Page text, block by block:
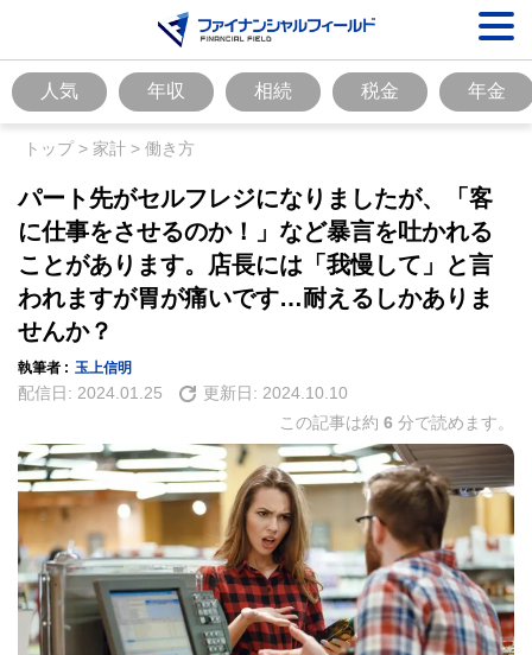
人気 年収 相続 税金 年金
トップ> 家計 > 働き方
パート先がセルフレジになりましたが、「客
に仕事をさせるのか！」など暴言を吐かれる
ことがあります。店長には「我慢して」と言
われますが胃が痛いです…耐えるしかありま
せんか？
執筆者 : 玉上信明
配信日: 2024.01.25 更新日: 2024.10.10
この記事は約 6 分で読めます。